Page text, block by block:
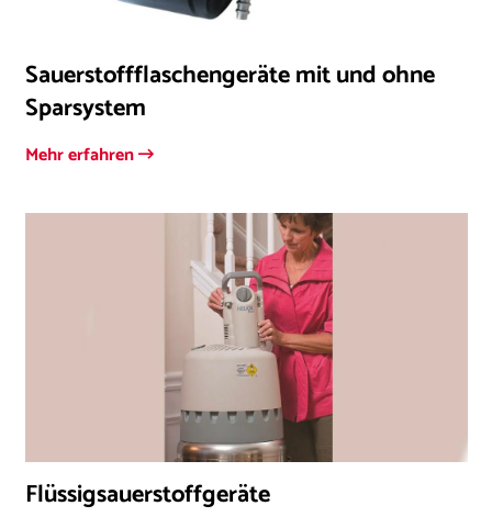
Sauerstoffflaschengeräte mit und ohne
Sparsystem
Mehr erfahren
Flüssigsauerstoffgeräte